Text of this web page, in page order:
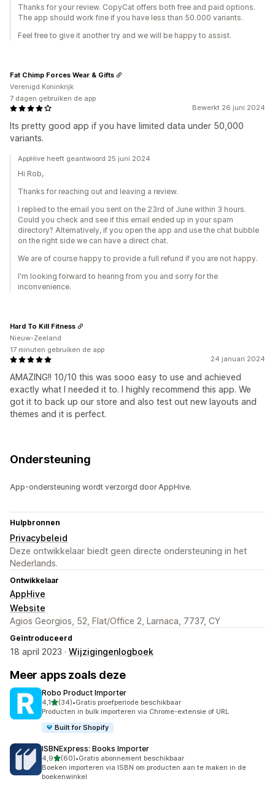
Thanks for your review. CopyCat offers both free and paid options.
The app should work fine if you have less than 50.000 variants.
Feel free to give it another try and we will be happy to assist.
Bewerkt 26 juni 2024
Its pretty good app if you have limited data under 50,000
variants.
Fat Chimp Forces Wear & Gifts
Verenigd Koninkrijk
7 dagen gebruiken de app
AppHive heeft geantwoord 25 juni 2024
Hi Rob,
Thanks for reaching out and leaving a review.
I replied to the email you sent on the 23rd of June within 3 hours.
Could you check and see if this email ended up in your spam
directory? Alternatively, if you open the app and use the chat bubble
on the right side we can have a direct chat.
We are of course happy to provide a full refund if you are not happy.
I'm looking forward to hearing from you and sorry for the
inconvenience.
24 januari 2024
AMAZING!! 10/10 this was sooo easy to use and achieved
exactly what I needed it to. I highly recommend this app. We
got it to back up our store and also test out new layouts and
themes and it is perfect.
Hard To Kill Fitness
Nieuw-Zeeland
17 minuten gebruiken de app
Ondersteuning
App-ondersteuning wordt verzorgd door AppHive.
Hulpbronnen
Privacybeleid
Deze ontwikkelaar biedt geen directe ondersteuning in het
Nederlands.
Ontwikkelaar
AppHive
Website
Agios Georgios, 52, Flat/Office 2, Larnaca, 7737, CY
Geïntroduceerd
18 april 2023 · Wijzigingenlogboek
Meer apps zoals deze
Robo Product Importer
4,1van 5 sterren
(34)
34 recensies in totaal
•Gratis proefperiode beschikbaar
Producten in bulk importeren via Chrome-extensie of URL
Built for Shopify
ISBNExpress: Books Importer
4,9van 5 sterren
(60)
60 recensies in totaal
•Gratis abonnement beschikbaar
Boeken importeren via ISBN om producten aan te maken in de
boekenwinkel